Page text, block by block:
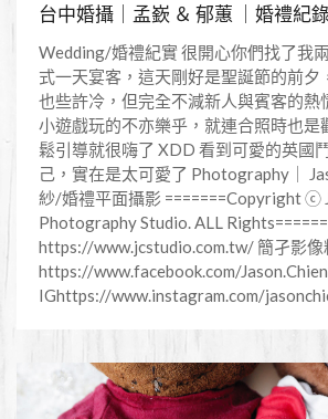
Wedding/婚禮紀實 很開心你們找了我
式一天宴客，這天剛好是聖誕節的前夕
也些許冷，但完全不減新人與賓客的熱
小遊戲玩的不亦樂乎，就連合照時也是
鬆引導就很嗨了 XDD 看到可愛的英國
己，實在是太可愛了 Photography｜
紗/婚禮平面攝影 =======Copyright ⓒ
Photography Studio. ALL
https://www.jcstudio.com.tw/ 簡孑影像
https://www.facebook.com/
IGhttps://www.instagram.com/